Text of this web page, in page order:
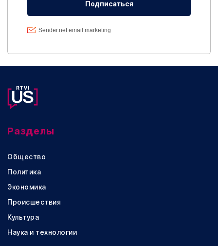
Разделы
Общество
Политика
Экономика
Происшествия
Культура
Наука и технологии